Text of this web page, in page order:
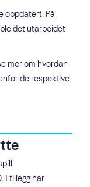
oppdatert. På
det utarbeidet
mer om hvordan
de respektive
I tillegg har